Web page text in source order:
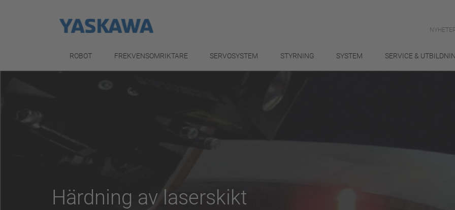
ROBOT FREKVENSOMRIKTARE SERVOSYSTEM STYRNING SYSTEM SERVICE &
Härdning av laserskikt